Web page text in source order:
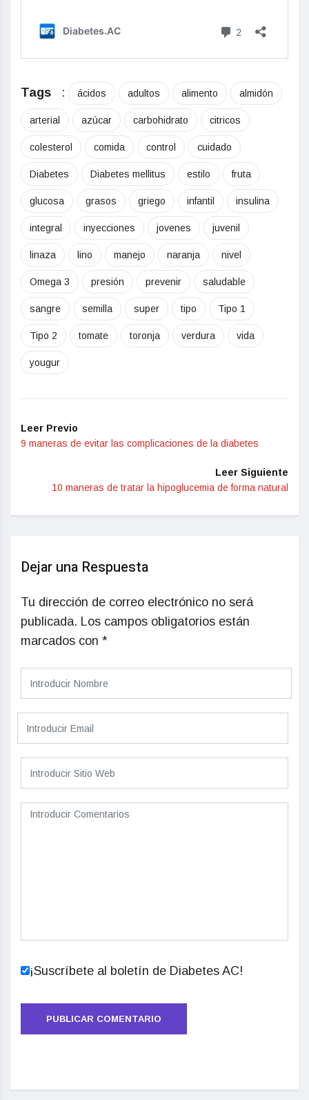
Tags : ácidos adultos alimento almidón
arterial azúcar carbohidrato citricos
colesterol comida control cuidado
Diabetes Diabetes mellitus estilo fruta
glucosa grasos griego infantil insulina
integral inyecciones jovenes juvenil
linaza lino manejo naranja nivel
Omega 3 presión prevenir saludable
sangre semilla super tipo Tipo 1
Tipo 2 tomate toronja verdura vida
yougur
Leer Previo
9 maneras de evitar las complicaciones de la diabetes
Leer Siguiente
10 maneras de tratar la hipoglucemia de forma natural
Dejar una Respuesta
Tu dirección de correo electrónico no será
publicada. Los campos obligatorios están
marcados con *
¡Suscríbete al boletín de Diabetes AC!